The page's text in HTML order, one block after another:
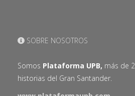
SOBRE NOSOTROS
Somos Plataforma UPB, más de
historias del Gran Santander.